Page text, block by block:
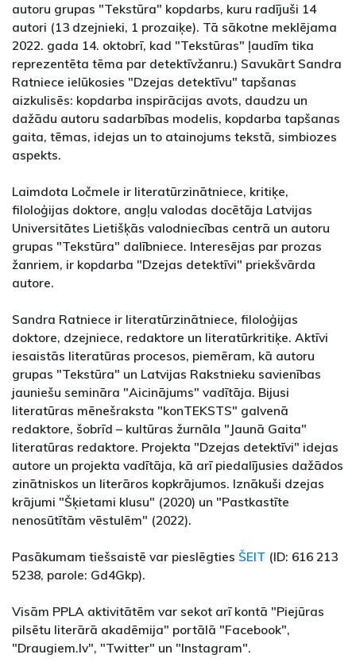
autoru grupas "Tekstūra" kopdarbs, kuru radījuši 14
autori (13 dzejnieki, 1 prozaiķe). Tā sākotne meklējama
2022. gada 14. oktobrī, kad "Tekstūras" ļaudīm tika
reprezentēta tēma par detektīvžanru.) Savukārt Sandra
Ratniece ielūkosies "Dzejas detektīvu" tapšanas
aizkulisēs: kopdarba inspirācijas avots, daudzu un
dažādu autoru sadarbības modelis, kopdarba tapšanas
gaita, tēmas, idejas un to atainojums tekstā, simbiozes
aspekts.
Laimdota Ločmele ir literatūrzinātniece, kritiķe,
filoloģijas doktore, angļu valodas docētāja Latvijas
Universitātes Lietišķās valodniecības centrā un autoru
grupas "Tekstūra" dalībniece. Interesējas par prozas
žanriem, ir kopdarba "Dzejas detektīvi" priekšvārda
autore.
Sandra Ratniece ir literatūrzinātniece, filoloģijas
doktore, dzejniece, redaktore un literatūrkritiķe. Aktīvi
iesaistās literatūras procesos, piemēram, kā autoru
grupas "Tekstūra" un Latvijas Rakstnieku savienības
jauniešu semināra "Aicinājums" vadītāja. Bijusi
literatūras mēnešraksta "konTEKSTS" galvenā
redaktore, šobrīd – kultūras žurnāla "Jaunā Gaita"
literatūras redaktore. Projekta "Dzejas detektīvi" idejas
autore un projekta vadītāja, kā arī piedalījusies dažādos
zinātniskos un literāros kopkrājumos. Iznākuši dzejas
krājumi "Šķietami klusu" (2020) un "Pastkastīte
nenosūtītām vēstulēm" (2022).
Pasākumam tiešsaistē var pieslēgties ŠEIT (ID: 616 213
5238, parole: Gd4Gkp).
Visām PPLA aktivitātēm var sekot arī kontā "Piejūras
pilsētu literārā akadēmija" portālā "Facebook",
"Draugiem.lv", "Twitter" un "Instagram".